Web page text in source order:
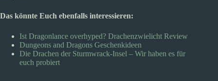
Das könnte Euch ebenfalls interessieren:
Ist Dragonlance overhyped? Drachenzwielicht Review
Dungeons and Dragons Geschenkideen
Die Drachen der Sturmwrack-Insel – Wir haben es für
euch probiert